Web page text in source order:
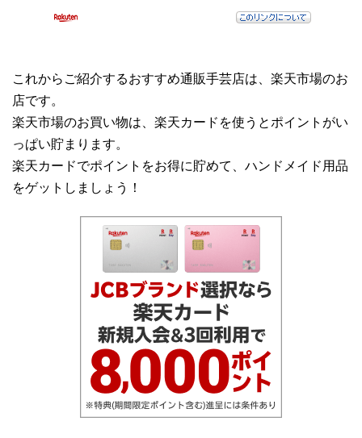
これからご紹介するおすすめ通販手芸店は、楽天市場のお
店です。
楽天市場のお買い物は、楽天カードを使うとポイントがい
っぱい貯まります。
楽天カードでポイントをお得に貯めて、ハンドメイド用品
をゲットしましょう！